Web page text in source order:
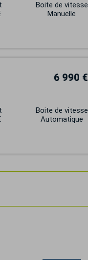
Boite de vitesse
Manuelle
6 990 €
Boite de vitesse
Automatique